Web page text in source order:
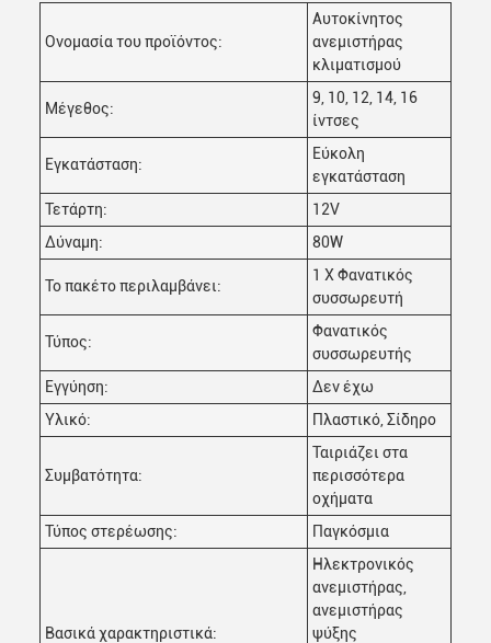
Ονομασία του προϊόντος:
Αυτοκίνητος
ανεμιστήρας
κλιματισμού
Μέγεθος:
9, 10, 12, 14, 16
ίντσες
Εγκατάσταση:
Εύκολη
εγκατάσταση
Τετάρτη:
12V
Δύναμη:
80W
Το πακέτο περιλαμβάνει:
1 X Φανατικός
συσσωρευτή
Τύπος:
Φανατικός
συσσωρευτής
Εγγύηση:
Δεν έχω
Υλικό:
Πλαστικό, Σίδηρο
Συμβατότητα:
Ταιριάζει στα
περισσότερα
οχήματα
Τύπος στερέωσης:
Παγκόσμια
Βασικά χαρακτηριστικά:
Ηλεκτρονικός
ανεμιστήρας,
ανεμιστήρας
ψύξης